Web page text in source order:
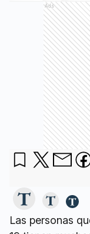
Ads
Las personas